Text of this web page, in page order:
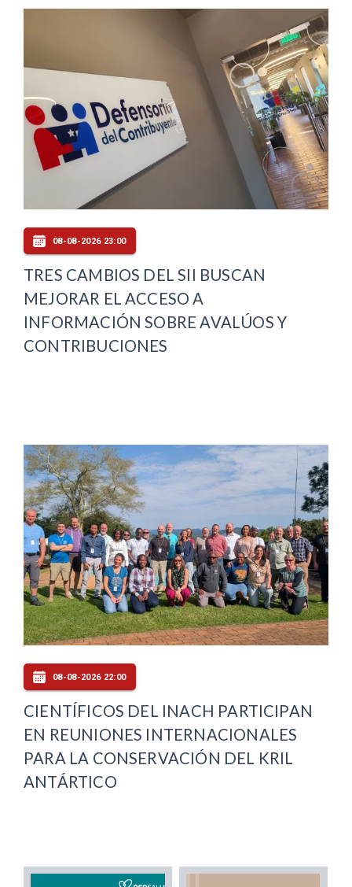
08-08-2026 23:00
TRES CAMBIOS DEL SII BUSCAN
MEJORAR EL ACCESO A
INFORMACIÓN SOBRE AVALÚOS Y
CONTRIBUCIONES
08-08-2026 22:00
CIENTÍFICOS DEL INACH PARTICIPAN
EN REUNIONES INTERNACIONALES
PARA LA CONSERVACIÓN DEL KRIL
ANTÁRTICO